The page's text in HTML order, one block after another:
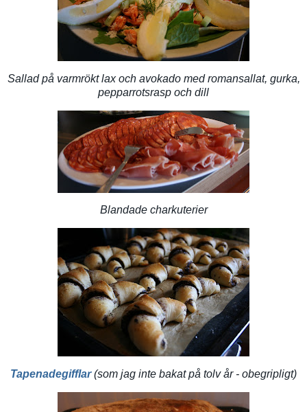
Sallad på varmrökt lax och avokado med romansallat, gurka,
pepparrotsrasp och dill
Blandade charkuterier
Tapenadegifflar(som jag inte bakat på tolv år - obegripligt)